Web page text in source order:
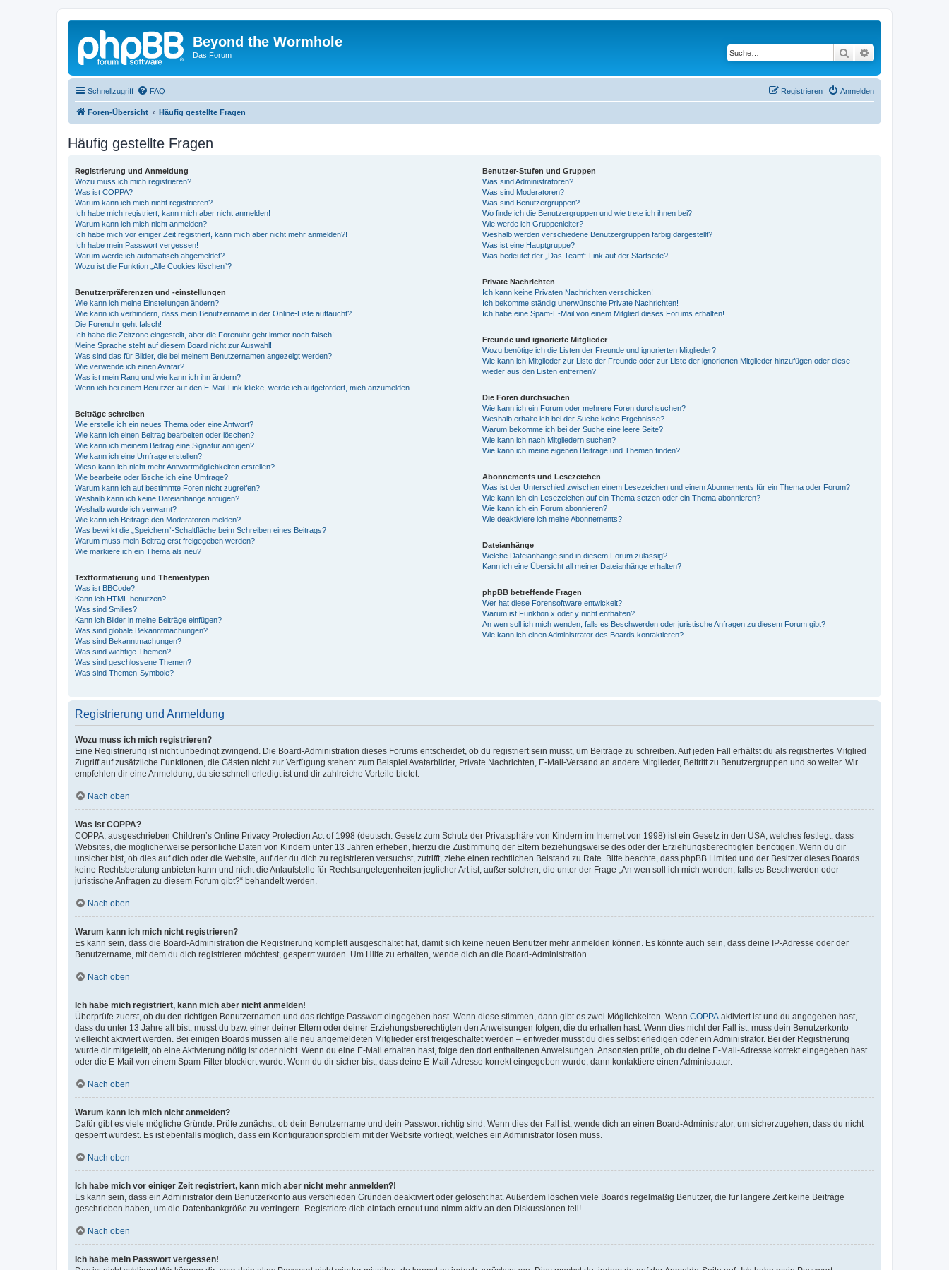
Beyond the Wormhole
Das Forum Suche
Schnellzugriff FAQ Anmelden
Registrieren
Foren-Übersicht Häufig gestellte Fragen
Häufig gestellte Fragen
Registrierung und Anmeldung
Wozu muss ich mich registrieren?
Was ist COPPA?
Warum kann ich mich nicht registrieren?
Ich habe mich registriert, kann mich aber nicht anmelden!
Warum kann ich mich nicht anmelden?
Ich habe mich vor einiger Zeit registriert, kann mich aber nicht mehr anmelden?!
Ich habe mein Passwort vergessen!
Warum werde ich automatisch abgemeldet?
Wozu ist die Funktion „Alle Cookies löschen“?
Benutzerpräferenzen und -einstellungen
Wie kann ich meine Einstellungen ändern?
Wie kann ich verhindern, dass mein Benutzername in der Online-Liste auftaucht?
Die Forenuhr geht falsch!
Ich habe die Zeitzone eingestellt, aber die Forenuhr geht immer noch falsch!
Meine Sprache steht auf diesem Board nicht zur Auswahl!
Was sind das für Bilder, die bei meinem Benutzernamen angezeigt werden?
Wie verwende ich einen Avatar?
Was ist mein Rang und wie kann ich ihn ändern?
Wenn ich bei einem Benutzer auf den E-Mail-Link klicke, werde ich aufgefordert, mich anzumelden.
Beiträge schreiben
Wie erstelle ich ein neues Thema oder eine Antwort?
Wie kann ich einen Beitrag bearbeiten oder löschen?
Wie kann ich meinem Beitrag eine Signatur anfügen?
Wie kann ich eine Umfrage erstellen?
Wieso kann ich nicht mehr Antwortmöglichkeiten erstellen?
Wie bearbeite oder lösche ich eine Umfrage?
Warum kann ich auf bestimmte Foren nicht zugreifen?
Weshalb kann ich keine Dateianhänge anfügen?
Weshalb wurde ich verwarnt?
Wie kann ich Beiträge den Moderatoren melden?
Was bewirkt die „Speichern“-Schaltfläche beim Schreiben eines Beitrags?
Warum muss mein Beitrag erst freigegeben werden?
Wie markiere ich ein Thema als neu?
Textformatierung und Thementypen
Was ist BBCode?
Kann ich HTML benutzen?
Was sind Smilies?
Kann ich Bilder in meine Beiträge einfügen?
Was sind globale Bekanntmachungen?
Was sind Bekanntmachungen?
Was sind wichtige Themen?
Was sind geschlossene Themen?
Was sind Themen-Symbole?
Benutzer-Stufen und Gruppen
Was sind Administratoren?
Was sind Moderatoren?
Was sind Benutzergruppen?
Wo finde ich die Benutzergruppen und wie trete ich ihnen bei?
Wie werde ich Gruppenleiter?
Weshalb werden verschiedene Benutzergruppen farbig dargestellt?
Was ist eine Hauptgruppe?
Was bedeutet der „Das Team“-Link auf der Startseite?
Private Nachrichten
Ich kann keine Privaten Nachrichten verschicken!
Ich bekomme ständig unerwünschte Private Nachrichten!
Ich habe eine Spam-E-Mail von einem Mitglied dieses Forums erhalten!
Freunde und ignorierte Mitglieder
Wozu benötige ich die Listen der Freunde und ignorierten Mitglieder?
Wie kann ich Mitglieder zur Liste der Freunde oder zur Liste der ignorierten Mitglieder hinzufügen oder diese
wieder aus den Listen entfernen?
Die Foren durchsuchen
Wie kann ich ein Forum oder mehrere Foren durchsuchen?
Weshalb erhalte ich bei der Suche keine Ergebnisse?
Warum bekomme ich bei der Suche eine leere Seite?
Wie kann ich nach Mitgliedern suchen?
Wie kann ich meine eigenen Beiträge und Themen finden?
Abonnements und Lesezeichen
Was ist der Unterschied zwischen einem Lesezeichen und einem Abonnements für ein Thema oder Forum?
Wie kann ich ein Lesezeichen auf ein Thema setzen oder ein Thema abonnieren?
Wie kann ich ein Forum abonnieren?
Wie deaktiviere ich meine Abonnements?
Dateianhänge
Welche Dateianhänge sind in diesem Forum zulässig?
Kann ich eine Übersicht all meiner Dateianhänge erhalten?
phpBB betreffende Fragen
Wer hat diese Forensoftware entwickelt?
Warum ist Funktion x oder y nicht enthalten?
An wen soll ich mich wenden, falls es Beschwerden oder juristische Anfragen zu diesem Forum gibt?
Wie kann ich einen Administrator des Boards kontaktieren?
Registrierung und Anmeldung
Wozu muss ich mich registrieren?
Eine Registrierung ist nicht unbedingt zwingend. Die Board-Administration dieses Forums entscheidet, ob du registriert sein musst, um Beiträge zu schreiben. Auf jeden Fall erhältst du als registriertes Mitglied
Zugriff auf zusätzliche Funktionen, die Gästen nicht zur Verfügung stehen: zum Beispiel Avatarbilder, Private Nachrichten, E-Mail-Versand an andere Mitglieder, Beitritt zu Benutzergruppen und so weiter. Wir
empfehlen dir eine Anmeldung, da sie schnell erledigt ist und dir zahlreiche Vorteile bietet.
Nach oben
Was ist COPPA?
COPPA, ausgeschrieben Children’s Online Privacy Protection Act of 1998 (deutsch: Gesetz zum Schutz der Privatsphäre von Kindern im Internet von 1998) ist ein Gesetz in den USA, welches festlegt, dass
Websites, die möglicherweise persönliche Daten von Kindern unter 13 Jahren erheben, hierzu die Zustimmung der Eltern beziehungsweise des oder der Erziehungsberechtigten benötigen. Wenn du dir
unsicher bist, ob dies auf dich oder die Website, auf der du dich zu registrieren versuchst, zutrifft, ziehe einen rechtlichen Beistand zu Rate. Bitte beachte, dass phpBB Limited und der Besitzer dieses Boards
keine Rechtsberatung anbieten kann und nicht die Anlaufstelle für Rechtsangelegenheiten jeglicher Art ist; außer solchen, die unter der Frage „An wen soll ich mich wenden, falls es Beschwerden oder
juristische Anfragen zu diesem Forum gibt?“ behandelt werden.
Nach oben
Warum kann ich mich nicht registrieren?
Es kann sein, dass die Board-Administration die Registrierung komplett ausgeschaltet hat, damit sich keine neuen Benutzer mehr anmelden können. Es könnte auch sein, dass deine IP-Adresse oder der
Benutzername, mit dem du dich registrieren möchtest, gesperrt wurden. Um Hilfe zu erhalten, wende dich an die Board-Administration.
Nach oben
Ich habe mich registriert, kann mich aber nicht anmelden!
Überprüfe zuerst, ob du den richtigen Benutzernamen und das richtige Passwort eingegeben hast. Wenn diese stimmen, dann gibt es zwei Möglichkeiten. Wenn COPPA aktiviert ist und du angegeben hast,
dass du unter 13 Jahre alt bist, musst du bzw. einer deiner Eltern oder deiner Erziehungsberechtigten den Anweisungen folgen, die du erhalten hast. Wenn dies nicht der Fall ist, muss dein Benutzerkonto
vielleicht aktiviert werden. Bei einigen Boards müssen alle neu angemeldeten Mitglieder erst freigeschaltet werden – entweder musst du dies selbst erledigen oder ein Administrator. Bei der Registrierung
wurde dir mitgeteilt, ob eine Aktivierung nötig ist oder nicht. Wenn du eine E-Mail erhalten hast, folge den dort enthaltenen Anweisungen. Ansonsten prüfe, ob du deine E-Mail-Adresse korrekt eingegeben hast
oder die E-Mail von einem Spam-Filter blockiert wurde. Wenn du dir sicher bist, dass deine E-Mail-Adresse korrekt eingegeben wurde, dann kontaktiere einen Administrator.
Nach oben
Warum kann ich mich nicht anmelden?
Dafür gibt es viele mögliche Gründe. Prüfe zunächst, ob dein Benutzername und dein Passwort richtig sind. Wenn dies der Fall ist, wende dich an einen Board-Administrator, um sicherzugehen, dass du nicht
gesperrt wurdest. Es ist ebenfalls möglich, dass ein Konfigurationsproblem mit der Website vorliegt, welches ein Administrator lösen muss.
Nach oben
Ich habe mich vor einiger Zeit registriert, kann mich aber nicht mehr anmelden?!
Es kann sein, dass ein Administrator dein Benutzerkonto aus verschieden Gründen deaktiviert oder gelöscht hat. Außerdem löschen viele Boards regelmäßig Benutzer, die für längere Zeit keine Beiträge
geschrieben haben, um die Datenbankgröße zu verringern. Registriere dich einfach erneut und nimm aktiv an den Diskussionen teil!
Nach oben
Ich habe mein Passwort vergessen!